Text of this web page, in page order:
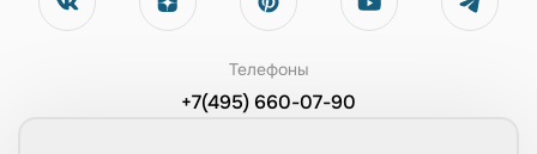
Телефоны
+7(495) 660-07-90